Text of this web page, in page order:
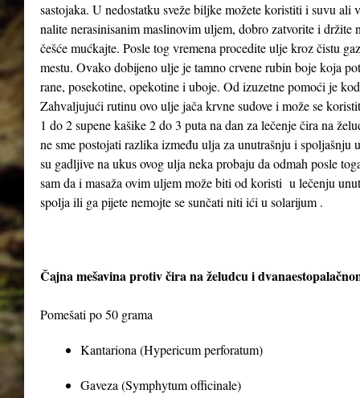
sastojaka. U nedostatku sveže biljke možete koristiti i suvu
nalite nerasinisanim maslinovim uljem, dobro zatvorite i držite
češće mućkajte. Posle tog vremena procedite ulje kroz čistu
mestu. Ovako dobijeno ulje je tamno crvene rubin boje koja
rane, posekotine, opekotine i uboje. Od izuzetne pomoći je
Zahvaljujući rutinu ovo ulje jača krvne sudove i može se
1 do 2 supene kašike 2 do 3 puta na dan za lečenje čira na
ne sme postojati razlika između ulja za unutrašnju i spoljašnju
su gadljive na ukus ovog ulja neka probaju da odmah posle
sam da i masaža ovim uljem može biti od koristi u lečenju
spolja ili ga pijete nemojte se sunčati niti ići u solarijum .
Čajna mešavina protiv čira na želudcu i
Pomešati po 50 grama
Kantariona (Hypericum perforatum)
Gaveza (Symphytum officinale)